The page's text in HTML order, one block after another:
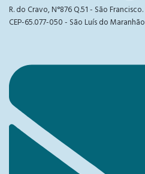
R. do Cravo, N°876 Q.51 - São Francisco.
CEP-65.077-050 - São Luís do Maranhão